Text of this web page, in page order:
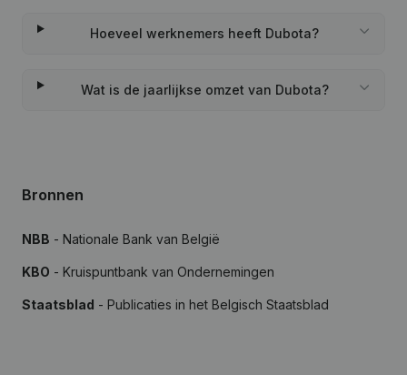
Hoeveel werknemers heeft Dubota?
Wat is de jaarlijkse omzet van Dubota?
Bronnen
NBB - Nationale Bank van België
KBO - Kruispuntbank van Ondernemingen
Staatsblad - Publicaties in het Belgisch Staatsblad